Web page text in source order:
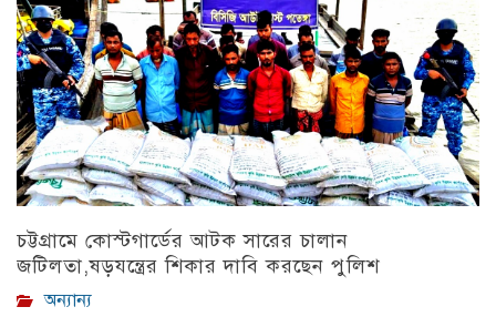
চট্টগ্রামে কোস্টগার্ডের আটক সারের চালান
জটিলতা,ষড়যন্ত্রের শিকার দাবি করছেন পুলিশ
অন্যান্য